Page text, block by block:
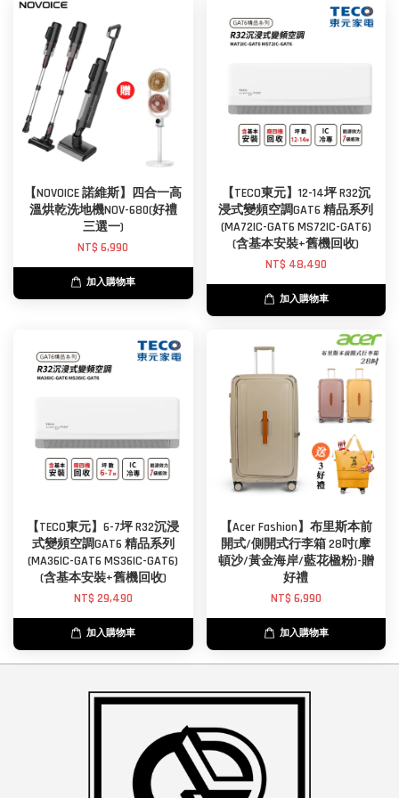
【NOVOICE 諾維斯】四合一高
溫烘乾洗地機NOV-680(好禮
三選一)
NT$ 6,990
加入購物車
【TECO東元】12-14坪 R32沉
浸式變頻空調GAT6 精品系列
(MA72IC-GAT6 MS72IC-GAT6)
(含基本安裝+舊機回收)
NT$ 48,490
加入購物車
【TECO東元】6-7坪 R32沉浸
式變頻空調GAT6 精品系列
(MA36IC-GAT6 MS36IC-GAT6)
(含基本安裝+舊機回收)
NT$ 29,490
加入購物車
【Acer Fashion】布里斯本前
開式/側開式行李箱 28吋(摩
頓沙/黃金海岸/藍花楹粉)-贈
好禮
NT$ 6,990
加入購物車